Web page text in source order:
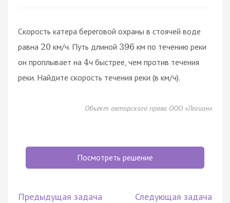
Скорость катера береговой охраны в стоячей воде
равна 20 км/ч. Путь длиной 396 км по течению реки
он проплывает на 4ч быстрее, чем против течения
реки. Найдите скорость течения реки (в км/ч).
Объект авторского права ООО «Легион»
Посмотреть решение
Предыдущая задача Следующая задача